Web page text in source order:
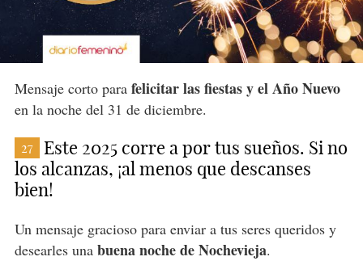
Mensaje corto para felicitar las fiestas y el Año Nuevo
en la noche del 31 de diciembre.
27
Este 2025 corre a por tus sueños. Si no
los alcanzas, ¡al menos que descanses
bien!
Un mensaje gracioso para enviar a tus seres queridos y
desearles una buena noche de Nochevieja.